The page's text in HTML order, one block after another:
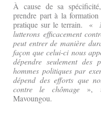
À cause de sa
prendre part à la
pratique sur le terrain. «
lutterons efficacement
peut entrer de manière
façon que celui-ci nous
dépendre seulement
hommes politiques par
dépend des efforts que
contre le chômage», a
Mavoungou.